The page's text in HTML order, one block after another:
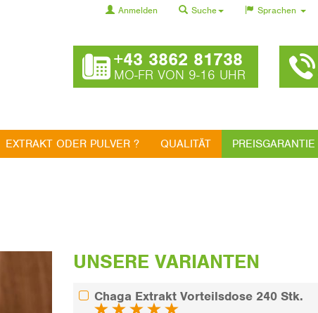
Anmelden Suche Sprachen
+43 3862 81738
MO-FR VON 9-16 UHR
EXTRAKT ODER PULVER ? QUALITÄT PREISGARANTIE
UNSERE VARIANTEN
Chaga Extrakt Vorteilsdose 240 Stk.